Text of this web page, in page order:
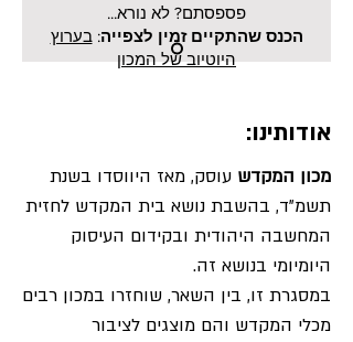
פספסתם? לא נורא...
הכנס שהתקיים זמין לצפייה:בערוץ
היוטיוב של המכון
אודותינו:
מכון המקדש עוסק, מאז היווסדו בשנת
תשמ"ד, בהשבת נושא בית המקדש לחזית
המחשבה היהודית ובקידום העיסוק
היומיומי בנושא זה.
במסגרת זו, בין השאר, שוחזרו במכון רבים
מכלי המקדש והם מוצגים לציבור